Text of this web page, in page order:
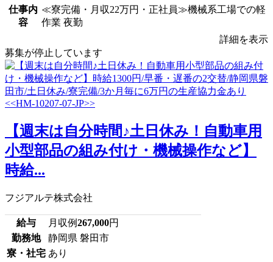
仕事内
容
≪寮完備・月収22万円・正社員≫機械系工場での軽
作業 夜勤
詳細を表示
募集が停止しています
【週末は自分時間♪土日休み！自動車用
小型部品の組み付け・機械操作など】
時給...
フジアルテ株式会社
給与 月収例267,000円
勤務地
静岡県 磐田市
寮・社宅 あり